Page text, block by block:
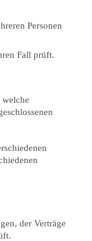
Personen
Fall prüft.
der Verträge